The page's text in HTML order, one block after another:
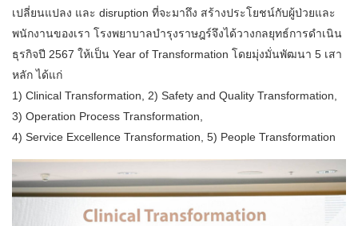
เปลี่ยนแปลง และ disruption ที่จะมาถึง สร้างประโยชน์กับผู้ป่วยและ
พนักงานของเรา โรงพยาบาลบำรุงราษฎร์จึงได้วางกลยุทธ์การดำเนิน
ธุรกิจปี 2567 ให้เป็น Year of Transformation โดยมุ่งมั่นพัฒนา 5 เสา
หลัก ได้แก่
1) Clinical Transformation, 2) Safety and Quality Transformation,
3) Operation Process Transformation,
4) Service Excellence Transformation, 5) People Transformation